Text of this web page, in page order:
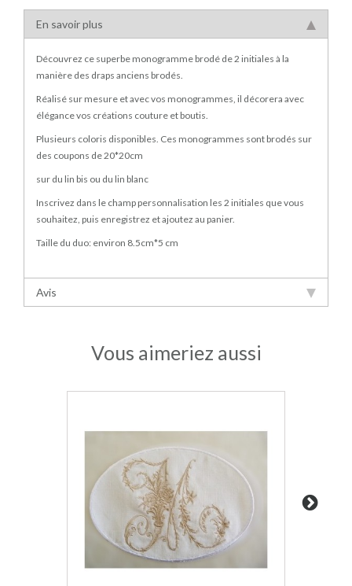
En savoir plus
Découvrez ce superbe monogramme brodé de 2 initiales à la
manière des draps anciens brodés.
Réalisé sur mesure et avec vos monogrammes, il décorera avec
élégance vos créations couture et boutis.
Plusieurs coloris disponibles. Ces monogrammes sont brodés sur
des coupons de 20*20cm
sur du lin bis ou du lin blanc
Inscrivez dans le champ personnalisation les 2 initiales que vous
souhaitez, puis enregistrez et ajoutez au panier.
Taille du duo: environ 8.5cm*5 cm
Avis
Vous aimeriez aussi